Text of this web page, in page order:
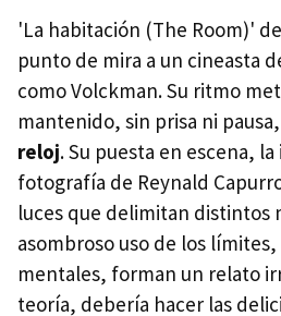
'La habitación (The Room)'
punto de mira a un cineasta
como Volckman. Su ritmo
mantenido, sin prisa ni pausa,
reloj. Su puesta en escena,
fotografía de Reynald
luces que delimitan distintos
asombroso uso de los
mentales, forman un relato
teoría, debería hacer las